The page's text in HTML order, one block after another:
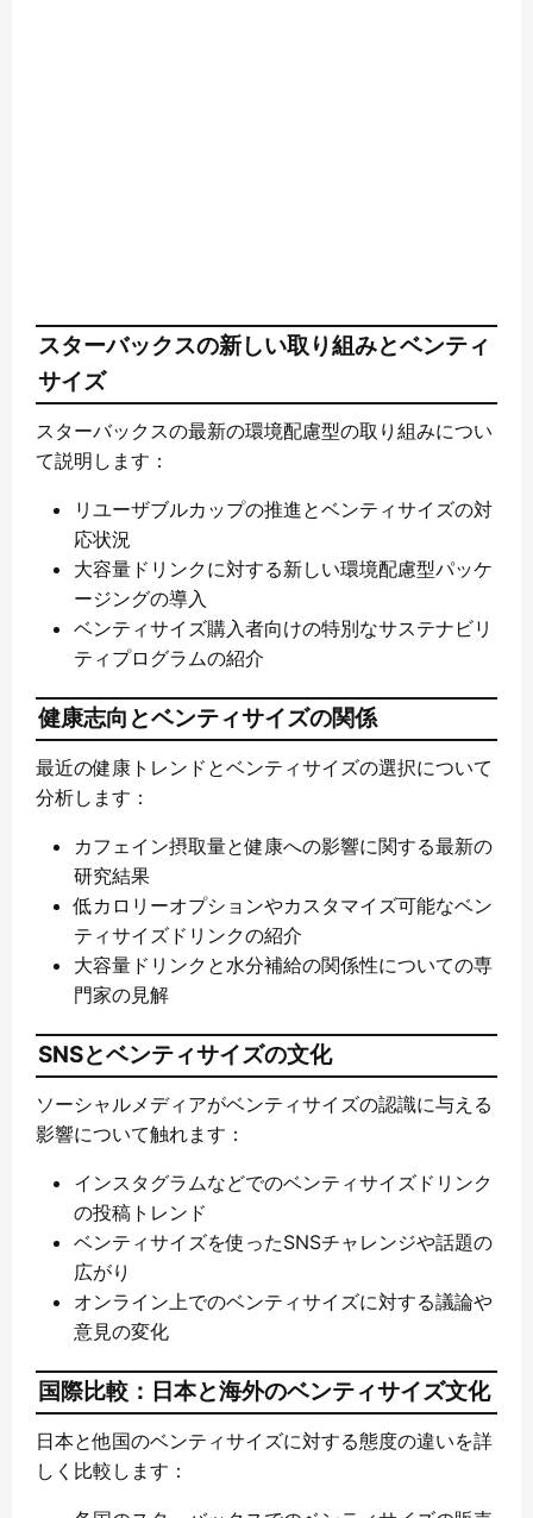
スターバックスの新しい取り組みとベンティ
サイズ
スターバックスの最新の環境配慮型の取り組みについ
て説明します：
リユーザブルカップの推進とベンティサイズの対
応状況
大容量ドリンクに対する新しい環境配慮型パッケ
ージングの導入
ベンティサイズ購入者向けの特別なサステナビリ
ティプログラムの紹介
健康志向とベンティサイズの関係
最近の健康トレンドとベンティサイズの選択について
分析します：
カフェイン摂取量と健康への影響に関する最新の
研究結果
低カロリーオプションやカスタマイズ可能なベン
ティサイズドリンクの紹介
大容量ドリンクと水分補給の関係性についての専
門家の見解
SNSとベンティサイズの文化
ソーシャルメディアがベンティサイズの認識に与える
影響について触れます：
インスタグラムなどでのベンティサイズドリンク
の投稿トレンド
ベンティサイズを使ったSNSチャレンジや話題の
広がり
オンライン上でのベンティサイズに対する議論や
意見の変化
国際比較：日本と海外のベンティサイズ文化
日本と他国のベンティサイズに対する態度の違いを詳
しく比較します：